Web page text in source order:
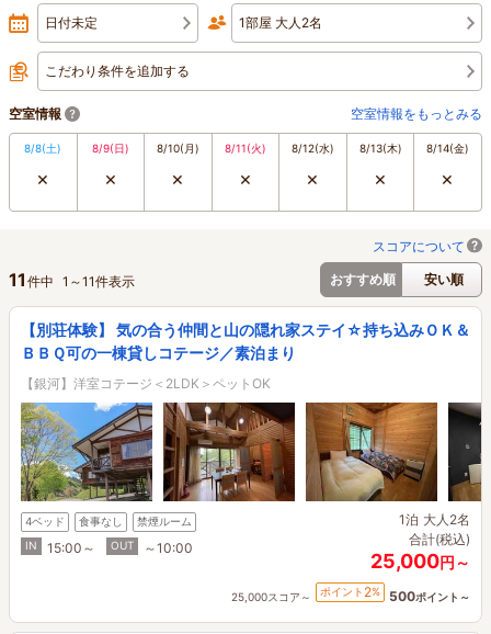
日付未定 1部屋 大人2名
こだわり条件を追加する
空室情報 空室情報をもっとみる
8/8(土)
×
8/9(日)
×
8/10(月)
×
8/11(火)
×
8/12(水)
×
8/13(木)
×
8/14(金)
×
スコアについて
おすすめ順
安い順
11 件中 1 ～11件表示
【別荘体験】 気の合う仲間と山の隠れ家ステイ☆持ち込みＯＫ＆
ＢＢＱ可の一棟貸しコテージ／素泊まり
【銀河】洋室コテージ＜2LDK＞ペットOK
4ベッド 食事なし
禁煙ルーム
IN
15:00～ OUT ～10:00
1泊 大人2名
合計(税込)
25,000円～
25,000スコア～ ポイント 2% 500ポイント～